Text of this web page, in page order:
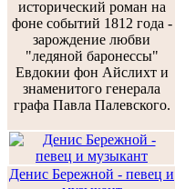
исторический роман на
фоне событий 1812 года -
зарождение любви
"ледяной баронессы"
Евдокии фон Айслихт и
знаменитого генерала
графа Павла Палевского.
Денис Бережной - певец и